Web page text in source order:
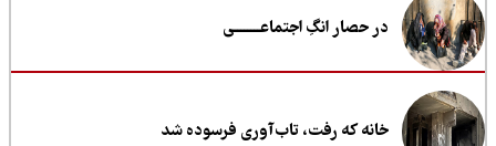
انگِ اجتماعــــــــی
که رفت، تاب‌آوری فرسوده شد